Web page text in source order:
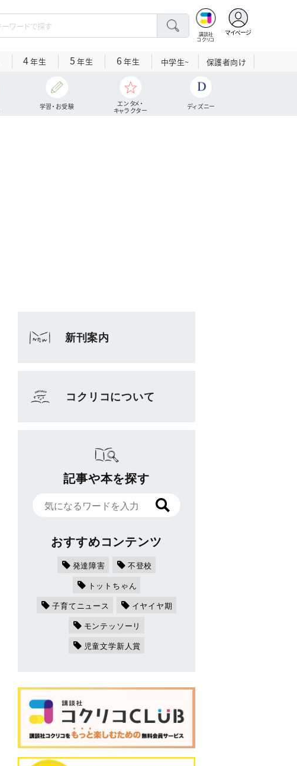
講談社
コクリコ
マイページ
4年生 5 年生 6 年生 中学生~ 保護者向け
学習・お受験
エンタメ・
キャラクター
ディズニー
新刊案内
コクリコについて
記事や本を探す
おすすめコンテンツ
発達障害
不登校
トットちゃん
子育てニュース
イヤイヤ期
モンテッソーリ
児童文学新人賞